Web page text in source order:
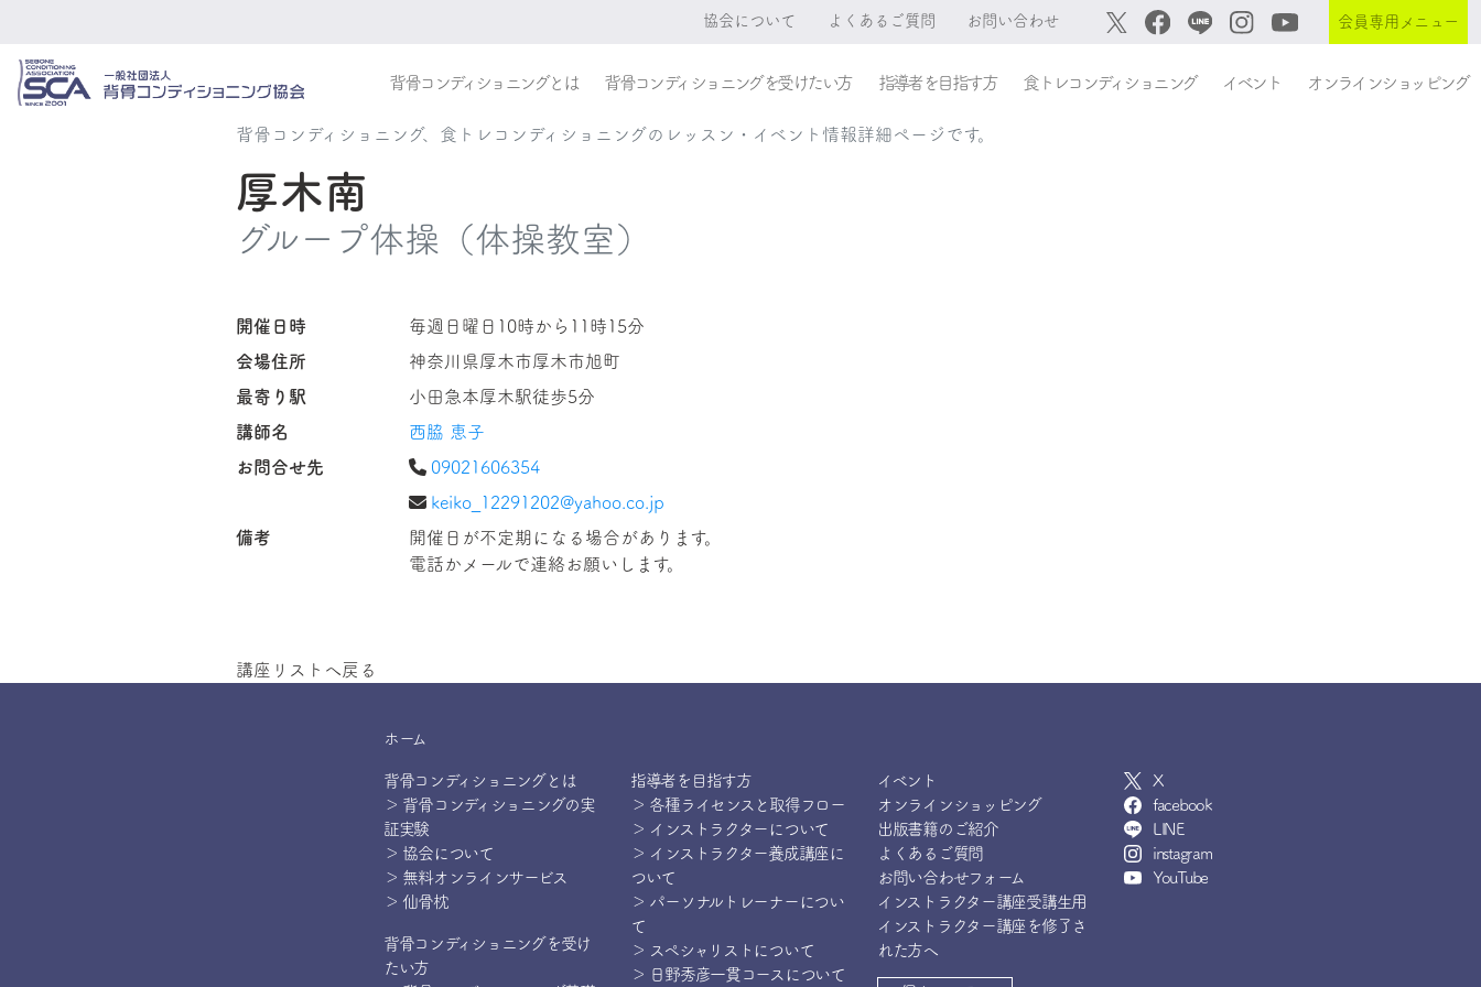
協会について よくあるご質問 お問い合わせ 会員専用メニュー
背骨コンディショニングとは 背骨コンディショニングを受けたい方 指導者を目指す方 食トレコンディショニング イベント オンラインショッピング
背骨コンディショニング、食トレコンディショニングのレッスン・イベント情報詳細ページです。
厚木南
グループ体操（体操教室）
開催日時
毎週日曜日10時から11時15分
会場住所
神奈川県厚木市厚木市旭町
最寄り駅
小田急本厚木駅徒歩5分
講師名
西脇 恵子
お問合せ先
09021606354
keiko_12291202@yahoo.co.jp
備考
開催日が不定期になる場合があります。
講座リストへ戻る
ホーム
背骨コンディショニングとは
＞ 背骨コンディショニングの実
証実験
＞ 協会について
＞ 無料オンラインサービス
＞ 仙骨枕
背骨コンディショニングを受け
たい方
指導者を目指す方
＞ 各種ライセンスと取得フロー
＞ インストラクターについて
＞ インストラクター養成講座に
ついて
＞ パーソナルトレーナーについ
て
＞ スペシャリストについて
＞ 日野秀彦一貫コースについて
イベント
オンラインショッピング
出版書籍のご紹介
よくあるご質問
お問い合わせフォーム
インストラクター講座受講生用
インストラクター講座を修了さ
れた方へ
X
facebook
LINE
instagram
YouTube